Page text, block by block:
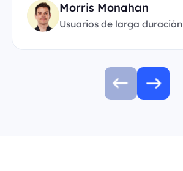
Morris Monahan
Usuarios de larga duración